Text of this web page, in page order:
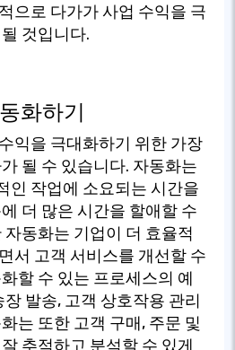
으로 다가가 사업 수익을 극
것입니다.
화하기
익을 극대화하기 위한 가장
될 수 있습니다. 자동화는
인 작업에 소요되는 시간을
더 많은 시간을 할애할 수
동화는 기업이 더 효율적
서 고객 서비스를 개선할 수
할 수 있는 프로세스의 예
발송, 고객 상호작용 관리
는 또한 고객 구매, 주문 및
추적하고 분석할 수 있게